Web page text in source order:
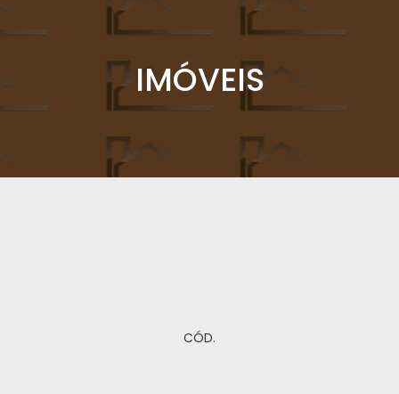
IMÓVEIS
CÓD.